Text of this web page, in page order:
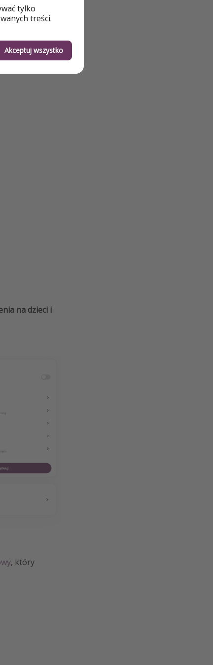
na dzieci i
, który
tylko
treści.
Akceptuj wszystko